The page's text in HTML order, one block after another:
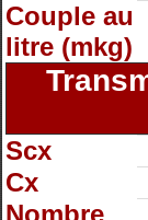
Couple au
litre (mkg)
Scx
Cx
Nombre